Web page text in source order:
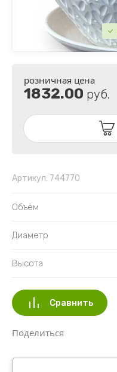
сорт горшкиПЛАСТИКОВЫЕ
РАСПРОДАЖА
розничная цена
1832.00 руб.
Артикул: 744770
Объём
Диаметр
Высота
Сравнить
Поделиться